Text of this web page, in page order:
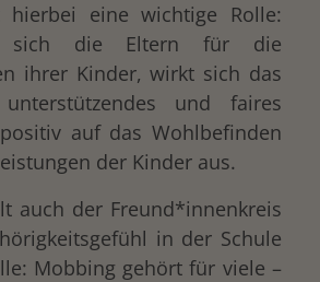
hierbei eine wichtige Rolle:
sich die Eltern für die
ihrer Kinder, wirkt sich das
und faires
auf das Wohlbefinden
der Kinder aus.
auch der Freund*innenkreis
in der Schule
Mobbing gehört für viele –